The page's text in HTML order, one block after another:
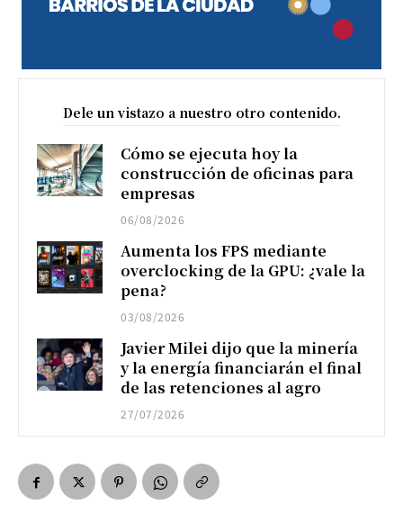
Dele un vistazo a nuestro otro contenido.
Cómo se ejecuta hoy la
construcción de oficinas para
empresas
06/08/2026
Aumenta los FPS mediante
overclocking de la GPU: ¿vale la
pena?
03/08/2026
Javier Milei dijo que la minería
y la energía financiarán el final
de las retenciones al agro
27/07/2026